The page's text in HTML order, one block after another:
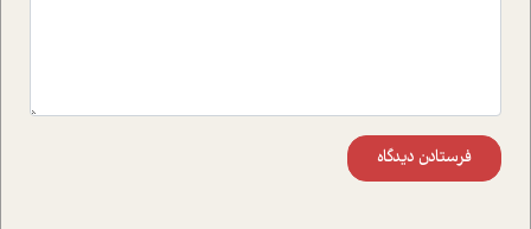
فرستادن دیدگاه